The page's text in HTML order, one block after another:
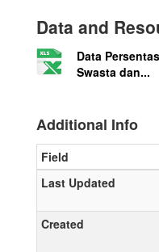
Data and
Data
Swasta dan...
Additional Info
Field
Last Updated
Created